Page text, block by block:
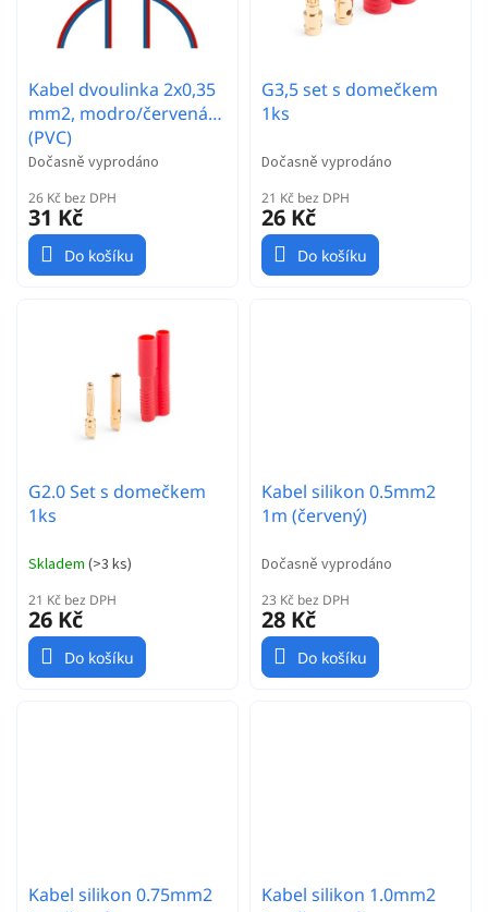
ů
Kabel dvoulinka 2x0,35
mm2, modro/červená
(PVC)
Dočasně vyprodáno
26 Kč bez DPH
31 Kč
Do košíku
G3,5 set s domečkem
1ks
Dočasně vyprodáno
21 Kč bez DPH
26 Kč
Do košíku
G2.0 Set s domečkem
1ks
Skladem (>3 ks)
21 Kč bez DPH
26 Kč
Do košíku
Kabel silikon 0.5mm2
1m (červený)
Dočasně vyprodáno
23 Kč bez DPH
28 Kč
Do košíku
Kabel silikon 0.75mm2
Kabel silikon 1.0mm2